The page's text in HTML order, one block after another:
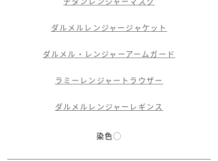
チタンレンジャーマスク
ダルメルレンジャージャケット
ダルメル・レンジャーアームガード
ラミーレンジャートラウザー
ダルメルレンジャーレギンス
染色◯